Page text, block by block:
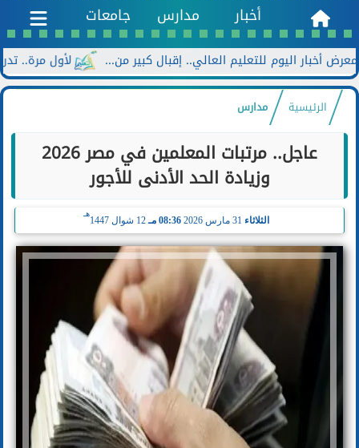
أخبار مدارس جامعات
لأول مرة.. تدريس اليوم للتعليم العالي.. إقبال كبير من...
الرئيسية مدارس
عاجل.. مرتبات المعلمين في مصر 2026
وزيادة الحد الأدنى للأجور
الثلاثاء 08:36 مـ 12 شوال 1447
هـ